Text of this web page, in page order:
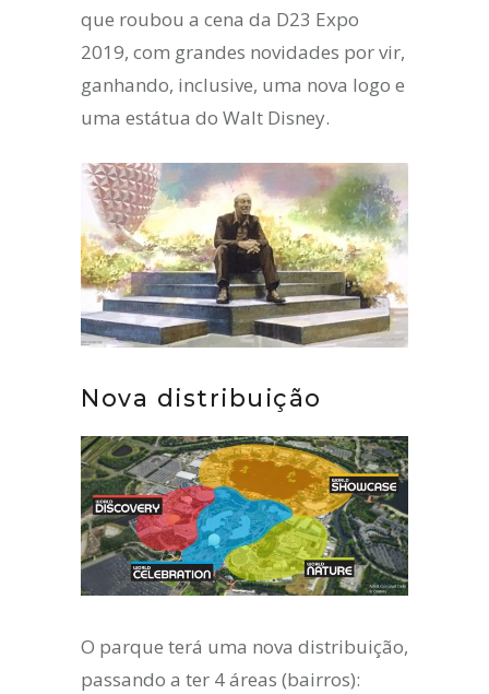
que roubou a cena da D23 Expo
2019, com grandes novidades por vir,
ganhando, inclusive, uma nova logo e
uma estátua do Walt Disney.
Nova distribuição
O parque terá uma nova distribuição,
passando a ter 4 áreas (bairros):